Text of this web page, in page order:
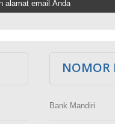
NOMOR
Bank Mandiri